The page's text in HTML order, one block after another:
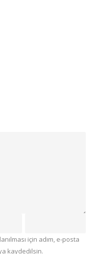
için adım, e-posta
kaydedilsin.